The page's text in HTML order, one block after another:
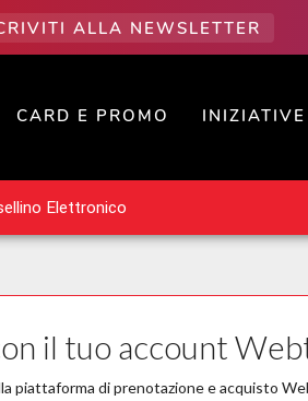
ALLA NEWSLETTER
CARD E PROMO INIZIATIVE